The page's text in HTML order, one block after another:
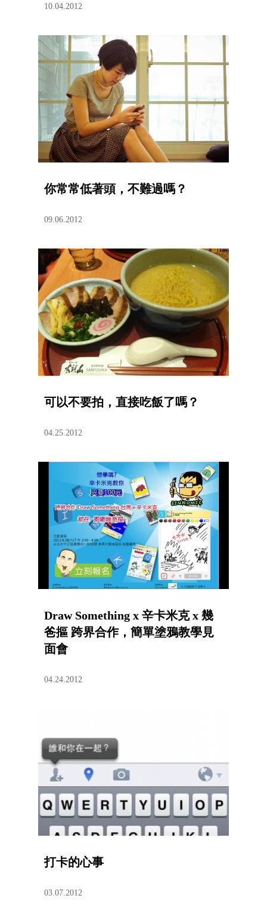
10.04.2012
你常常低著頭，不難過嗎？
09.06.2012
可以不要拍，直接吃飯了嗎？
04.25.2012
Draw Something x 辛卡米克 x 幾
爸摳 跨界合作，簡單塗鴉教學見
面會
04.24.2012
打卡的心事
03.07.2012